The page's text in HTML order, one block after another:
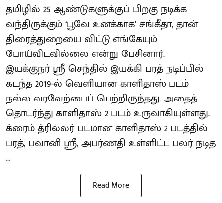
தமிழில் 25 ஆண்டுகளுக்குப் பிறகு நடிக்க
வந்திருக்கும் ‘பூவே உனக்காக’ சங்கீதா, தான்
திரைத்துறையை விட்டு எங்கேயும்
போய்விடவில்லை என்று பேசினார்.
இயக்குநர் ஸ்ரீ செந்தில் இயக்கி பரத் நடிப்பில்
கடந்த 2019-ல் வெளியான காளிதாஸ் படம்
நல்ல வரவேற்பைப் பெற்றிருந்தது. அதைத்
தொடர்ந்து காளிதாஸ் 2 படம் உருவாகியுள்ளது.
க்ரைம் த்ரில்லர் படமான காளிதாஸ் 2 படத்தில்
பரத், பவானி ஸ்ரீ, அபர்ணதி உள்ளிட்ட பலர் நடித
...
Read More